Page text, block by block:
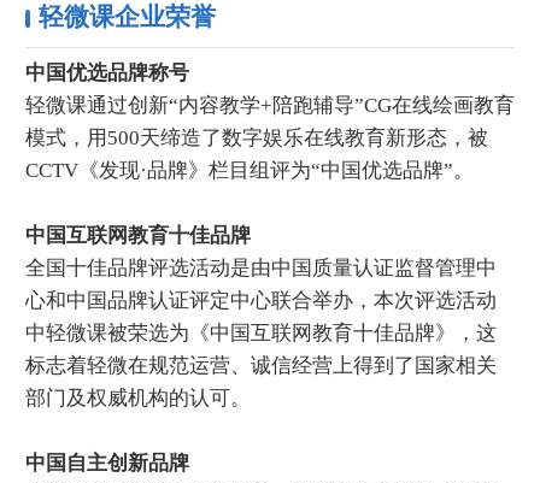
轻微课企业荣誉
中国优选品牌称号
轻微课通过创新“内容教学+陪跑辅导”CG在线绘画教育
模式，用500天缔造了数字娱乐在线教育新形态，被
CCTV《发现·品牌》栏目组评为“中国优选品牌”。
中国互联网教育十佳品牌
全国十佳品牌评选活动是由中国质量认证监督管理中
心和中国品牌认证评定中心联合举办，本次评选活动
中轻微课被荣选为《中国互联网教育十佳品牌》，这
标志着轻微在规范运营、诚信经营上得到了国家相关
部门及权威机构的认可。
中国自主创新品牌